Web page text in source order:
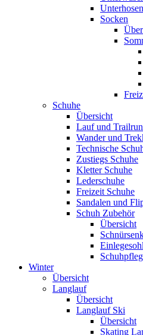
Unterhosen
Socken
Schuhe
Übersicht
Lauf und
Wander und
Technische
Zustiegs Schuhe
Kletter Schuhe
Lederschuhe
Freizeit Schuhe
Sandalen und
Schuh Zubehör
Übersicht
Winter
Übersicht
Langlauf
Übersicht
Langlauf Ski
Übersicht
Skating